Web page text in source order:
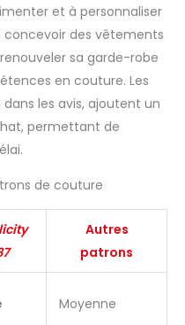
et à personnaliser
concevoir des vêtements
sa garde-robe
en couture. Les
les avis, ajoutent un
permettant de
de couture
Autres
patrons
Moyenne